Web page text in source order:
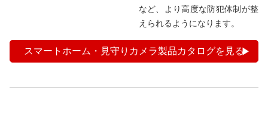
など、より高度な防犯体制が整
えられるようになります。
スマートホーム・見守りカメラ製品カタログを見る